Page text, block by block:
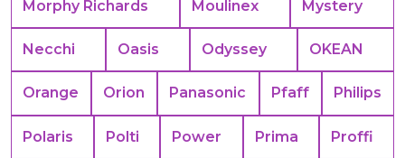
Morphy Richards Moulinex Mystery
Necchi Oasis Odyssey OKEAN
Orange Orion Panasonic Pfaff Philips
Polaris Polti Power Prima Proffi